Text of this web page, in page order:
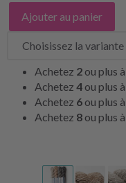
Ajouter au panier
Achetez 2 ou plus à
Achetez 4 ou plus à
Achetez 6 ou plus à
Achetez 8 ou plus à